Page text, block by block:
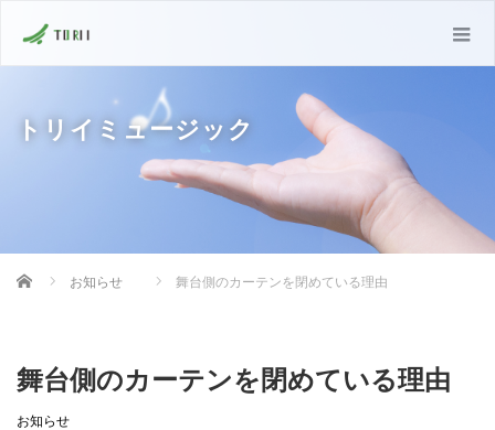
トリイミュージック
Home お知らせ 舞台側のカーテンを閉めている理由
舞台側のカーテンを閉めている理由
お知らせ